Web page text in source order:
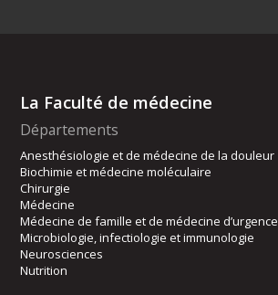
La Faculté de médecine
Départements
Anesthésiologie et de médecine de la douleur
Biochimie et médecine moléculaire
Chirurgie
Médecine
Médecine de famille et de médecine d’urgence
Microbiologie, infectiologie et immunologie
Neurosciences
Nutrition